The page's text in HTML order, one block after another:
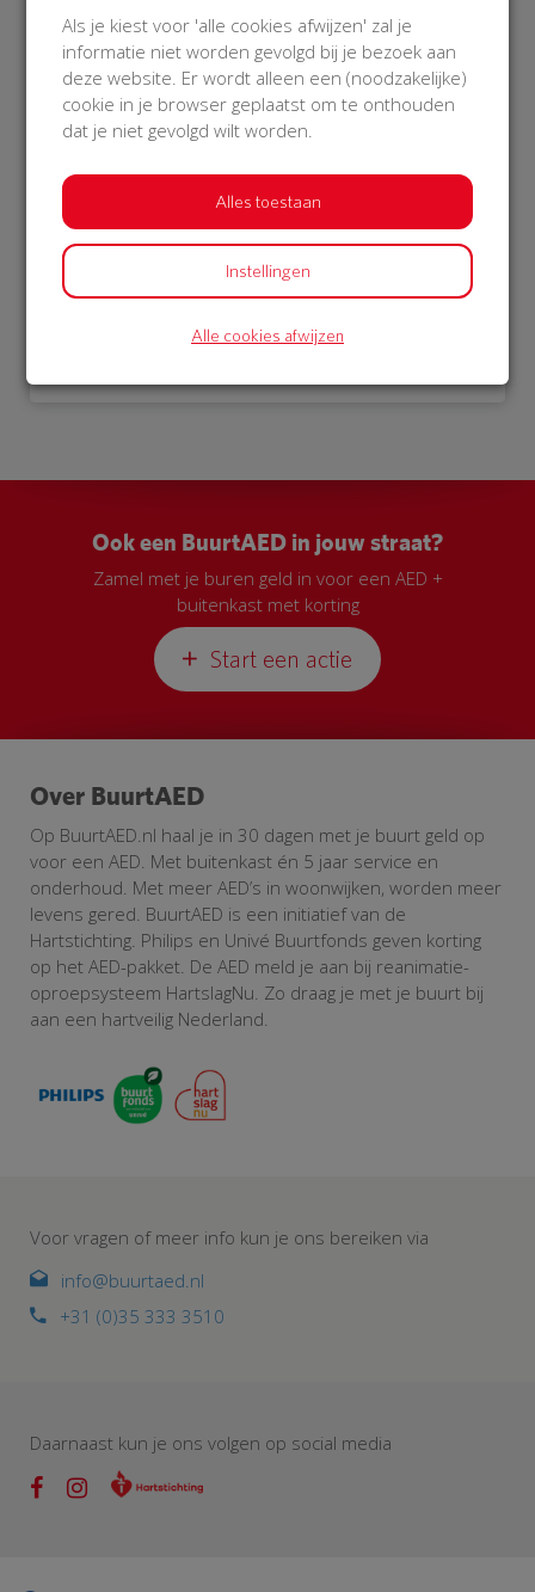
€ 18
Afgeschermd
19 Oct 2018
19:58 uur
€ 15
Afgeschermd
19 Oct 2018
Bekijk alle donateurs
Ook een BuurtAED in jouw straat?
Zamel met je buren geld in voor een AED +
buitenkast met korting
Start een actie
Over BuurtAED
Op BuurtAED.nl haal je in 30 dagen met je buurt geld op
voor een AED. Met buitenkast én 5 jaar service en
onderhoud. Met meer AED’s in woonwijken, worden meer
levens gered. BuurtAED is een initiatief van de
Hartstichting. Philips en Univé Buurtfonds geven korting
op het AED-pakket. De AED meld je aan bij reanimatie-
oproepsysteem HartslagNu. Zo draag je met je buurt bij
aan een hartveilig Nederland.
Voor vragen of meer info kun je ons bereiken via
info@buurtaed.nl
+31 (0)35 333 3510
Daarnaast kun je ons volgen op social media
Als je kiest voor 'alle cookies afwijzen' zal je
informatie niet worden gevolgd bij je bezoek aan
deze website. Er wordt alleen een (noodzakelijke)
cookie in je browser geplaatst om te onthouden
dat je niet gevolgd wilt worden.
Alles toestaan
Instellingen
Alle cookies afwijzen